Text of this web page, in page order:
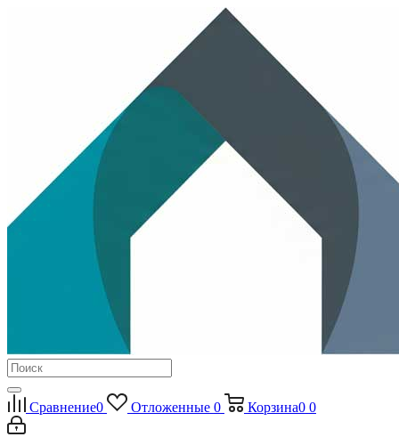
Сравнение0 Отложенные 0 Корзина0 0